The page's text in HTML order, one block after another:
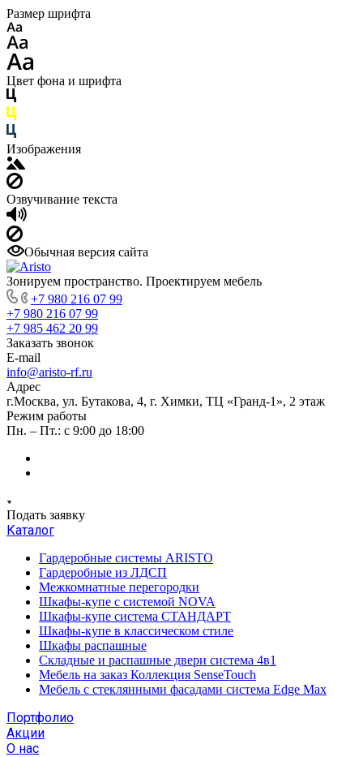
Размер шрифта
Цвет фона и шрифта
Изображения
Озвучивание текста
Обычная версия сайта
Зонируем пространство. Проектируем мебель
+7 980 216 07 99
+7 980 216 07 99
+7 985 462 20 99
Заказать звонок
E-mail
info@aristo-rf.ru
Адрес
г.Москва, ул. Бутакова, 4, г. Химки, ТЦ «Гранд-1», 2 этаж
Режим работы
Пн. – Пт.: с 9:00 до 18:00
Подать заявку
Каталог
Гардеробные системы ARISTO
Гардеробные из ЛДСП
Межкомнатные перегородки
Шкафы-купе с системой NOVA
Шкафы-купе система СТАНДАРТ
Шкафы-купе в классическом стиле
Шкафы распашные
Складные и распашные двери система 4в1
Мебель на заказ Коллекция SenseTouch
Мебель с стеклянными фасадами система Edge Max
Портфолио
Акции
О нас